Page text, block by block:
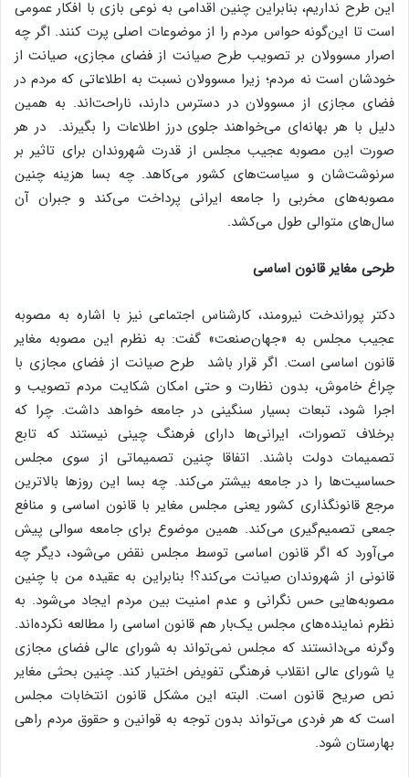
این طرح نداریم، بنابراین چنین اقدامی به نوعی بازی با افکار عمومی
است تا این‌گونه حواس مردم را از موضوعات اصلی پرت ‌کنند. اگر چه
اصرار مسوولان بر تصویب طرح صیانت از فضای مجازی، صیانت از
خودشان است نه مردم؛ زیرا مسوولان نسبت به اطلاعاتی که مردم در
فضای مجازی از مسوولان در دسترس دارند، ناراحت‌اند. به همین
دلیل با هر بهانه‌ای می‌خواهند جلوی درز اطلاعات را بگیرند. در هر
صورت این مصوبه عجیب مجلس از قدرت شهروندان برای تاثیر بر
سرنوشت‌شان و سیاست‌های کشور می‌کاهد. چه بسا هزینه چنین
مصوبه‌های مخربی را جامعه ایرانی پرداخت می‌کند و جبران آن
سال‌های متوالی طول می‌کشد.
طرحی مغایر قانون اساسی
دکتر پوراندخت نیرومند، کارشناس اجتماعی نیز با اشاره به مصوبه
عجیب مجلس به «جهان‌صنعت» گفت: به نظرم این مصوبه مغایر
قانون اساسی است. اگر قرار باشد طرح صیانت از فضای مجازی با
چراغ خاموش، بدون نظارت و حتی امکان شکایت مردم تصویب و
اجرا شود، تبعات بسیار سنگینی در جامعه خواهد داشت. چرا که
برخلاف تصورات، ایرانی‌ها دارای فرهنگ چینی نیستند که تابع
تصمیمات دولت باشند. اتفاقا چنین تصمیماتی از سوی مجلس
حساسیت‌ها را در جامعه بیشتر می‌کند. چه بسا این روزها بالاترین
مرجع قانونگذاری کشور یعنی مجلس مغایر با قانون اساسی و منافع
جمعی تصمیم‌گیری می‌کند. همین موضوع برای جامعه سوالی پیش
می‌آورد که اگر قانون اساسی توسط مجلس نقض می‌شود، دیگر چه
قانونی از شهروندان صیانت می‌کند؟! بنابراین به عقیده من با چنین
مصوبه‌هایی حس نگرانی و عدم امنیت بین مردم ایجاد می‌شود. به
نظرم نماینده‌های مجلس یک‌بار هم قانون اساسی را مطالعه نکرده‌اند.
وگرنه می‌دانستند که مجلس نمی‌تواند به شورای عالی فضای مجازی
یا شورای عالی انقلاب فرهنگی تفویض اختیار کند. چنین بحثی مغایر
نص صریح قانون است. البته این مشکل قانون انتخابات مجلس
است که هر فردی می‌تواند بدون توجه به قوانین و حقوق مردم راهی
بهارستان شود.